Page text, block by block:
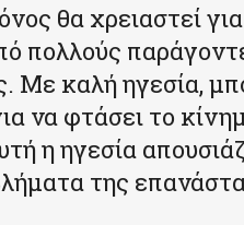
θα χρειαστεί
πολλούς
Με καλή ηγεσία,
να φτάσει το
η ηγεσία
της